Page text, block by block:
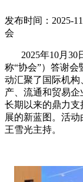
发布时间：2025-
会
2025年10月 30
称“协会”）答谢
动汇聚了国际机
产、流通和贸易
长期以来的鼎力
展的新蓝图。活
王雪光主持。